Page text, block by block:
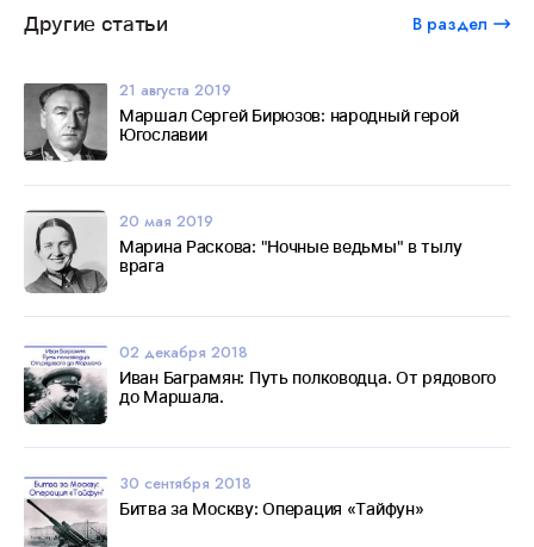
Другие статьи В раздел
21 августа 2019
Маршал Сергей Бирюзов: народный герой
Югославии
20 мая 2019
Марина Раскова: "Ночные ведьмы" в тылу
врага
02 декабря 2018
Иван Баграмян: Путь полководца. От рядового
до Маршала.
30 сентября 2018
Битва за Москву: Операция «Тайфун»